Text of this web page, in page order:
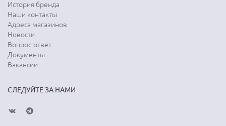
История бренда
Наши контакты
Адреса магазинов
Новости
Вопрос-ответ
Документы
Вакансии
СЛЕДУЙТЕ ЗА НАМИ